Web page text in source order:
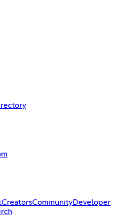
CreatorsCommunityDeveloper